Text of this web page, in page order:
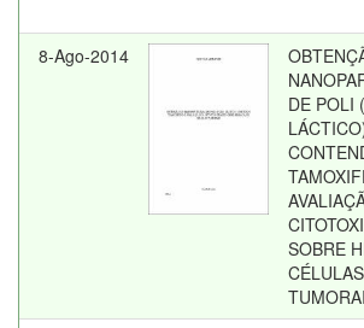
8-Ago-2014
DE POLI
SOBRE
CÉLULAS